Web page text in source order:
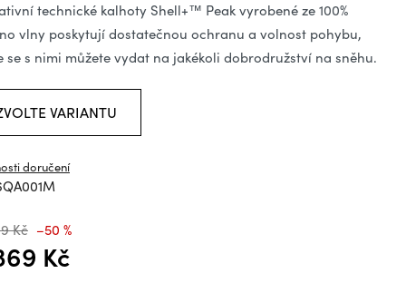
technické kalhoty Shell+™ Peak vyrobené ze 100%
vlny poskytují dostatečnou ochranu a volnost pohybu,
se s nimi můžete vydat na jakékoli dobrodružství na sněhu.
VARIANTU
doručení
Kč –50 %
Kč